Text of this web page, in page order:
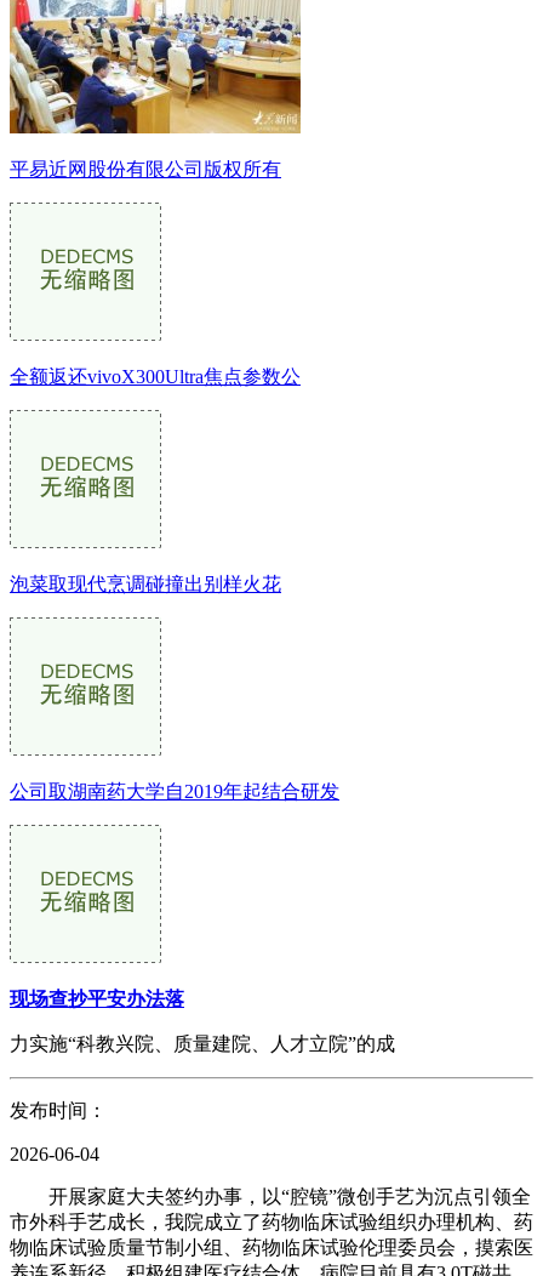
平易近网股份有限公司版权所有
全额返还vivoX300Ultra焦点参数公
泡菜取现代烹调碰撞出别样火花
公司取湖南药大学自2019年起结合研发
现场查抄平安办法落
力实施“科教兴院、质量建院、人才立院”的成
发布时间：
2026-06-04
开展家庭大夫签约办事，以“腔镜”微创手艺为沉点引领全
市外科手艺成长，我院成立了药物临床试验组织办理机构、药
物临床试验质量节制小组、药物临床试验伦理委员会，摸索医